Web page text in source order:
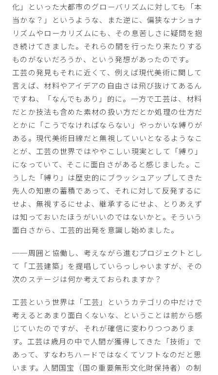
化」といった大都市のグローバリズムに対しても「本
当かな？」というような、また逆に、偏狭なナショナ
リズムやローカリズムにも、その息苦しさに疑問を抱
き続けてきました。それらの間を行ったり来たりする
ものがないだろうか、という発想があったのです。
工芸の発見もそれに近くて、例えば現代美術に関して
言えば、材料やアイデアの自由さは飛び抜けてあるん
ですね、「なんでもあり」的に。一方で工芸は、材料
だとか技法も含めた素材の扱い方だとか処理の仕方だ
とかに「こうでなければならない」やっかいな縛りが
ある。現代美術目線だと無視していいとなるようなこ
とが、工芸の世界ではややこしい現実として「縛り」
になっていて、そこに面白さがあると感じました。こ
うした「縛り」は歴史的にブラッシュアップしてきた
先人の知恵の蓄積であって、それに対して反発するに
せよ、無視するにせよ、継承するにせよ、とりあえず
は知っておいたほうがいいのではないかと。そういう
面白さから、工芸的出発を意識し始めました。
──周囲と協働し、考えながら進むプロジェクトとし
て「工芸建築」を提唱していらっしゃいますが、その
次のステージは何か考えておられますか？
工芸という世界は「工芸」というカテゴリの中だけで
考えるとあまり面白くないな、ということは前から感
じていたのですが、それが確信に変わりつつありま
す。工芸は歳月の中で人間が獲得してきた「技術」で
あって、すなわちハードではなくてソフトなのだと思
います。人間国宝（国の重要無形文化財保持者）の制